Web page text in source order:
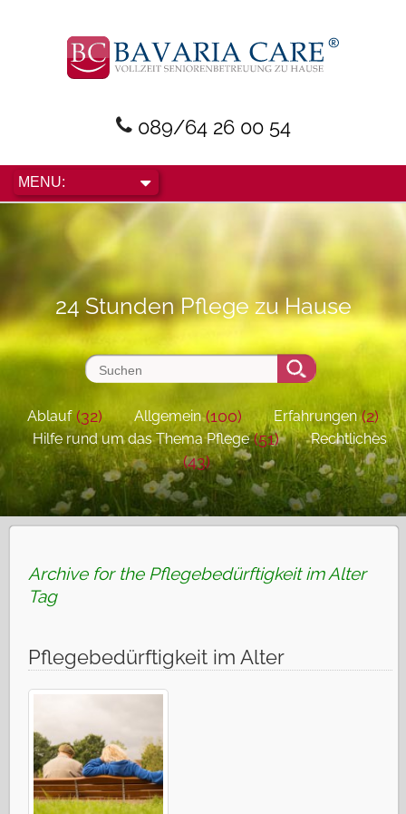
089/64 26 00 54
24 Stunden Pflege zu Hause
Ablauf(32) Allgemein(100) Erfahrungen(2)
Hilfe rund um das Thema Pflege(51) Rechtliches
(43)
Archive for the Pflegebedürftigkeit im Alter
Tag
Pflegebedürftigkeit im Alter